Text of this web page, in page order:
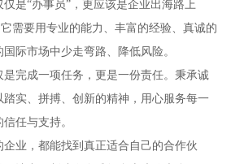
是“办事员”，更应该是企业出海路上
需要用专业的能力、丰富的经验、真诚的
际市场中少走弯路、降低风险。
完成一项任务，更是一份责任。秉承诚
实、拼搏、创新的精神，用心服务每一
任与支持。
业，都能找到真正适合自己的合作伙